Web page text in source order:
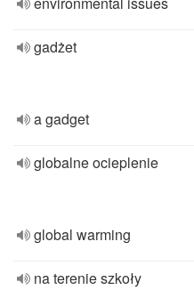
gadżet
a gadget
globalne ocieplenie
global warming
na terenie szkoły